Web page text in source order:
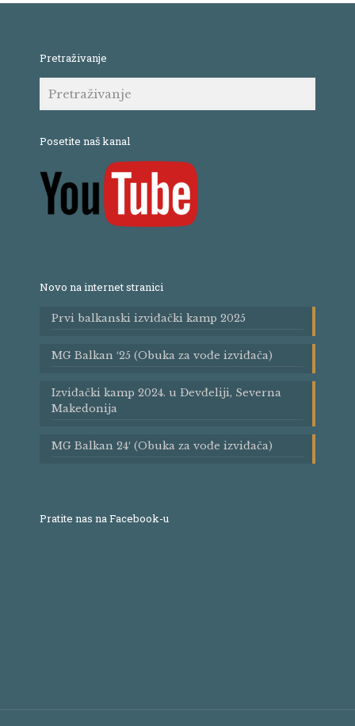
Pretraživanje
Posetite naš kanal
Novo na internet stranici
Prvi balkanski izviđački kamp 2025
MG Balkan ′25 (Obuka za vođe izviđača)
Izviđački kamp 2024. u Đevđeliji, Severna
Makedonija
MG Balkan 24′ (Obuka za vođe izviđača)
Pratite nas na Facebook-u